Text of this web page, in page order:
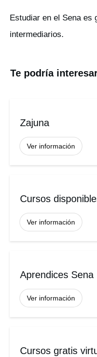
Estudiar en el Sena es
intermediarios.
Te podría
Zajuna
Ver información
Cursos
Ver información
Aprendices Sena
Ver información
Cursos gratis